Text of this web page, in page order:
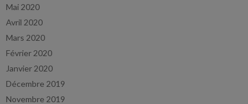
Mai 2020
Avril 2020
Mars 2020
Février 2020
Janvier 2020
Décembre 2019
Novembre 2019